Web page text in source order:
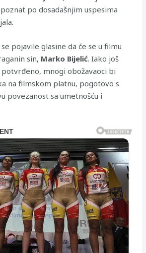
po dosadašnjim uspesima
pojavile glasine da će se u filmu
sin, Marko Bijelić. Iako još
mnogi obožavaoci bi
na filmskom platnu, pogotovo s
povezanost sa umetnošću i